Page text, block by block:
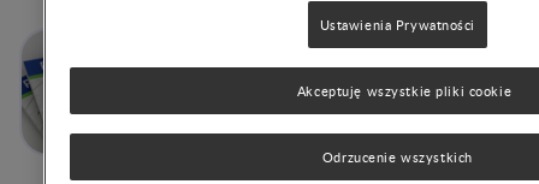
Żywienie we wczesnym
Ustawienia Prywatności
Odrzucenie wszystkich
Akceptuję wszystkie pliki cookie